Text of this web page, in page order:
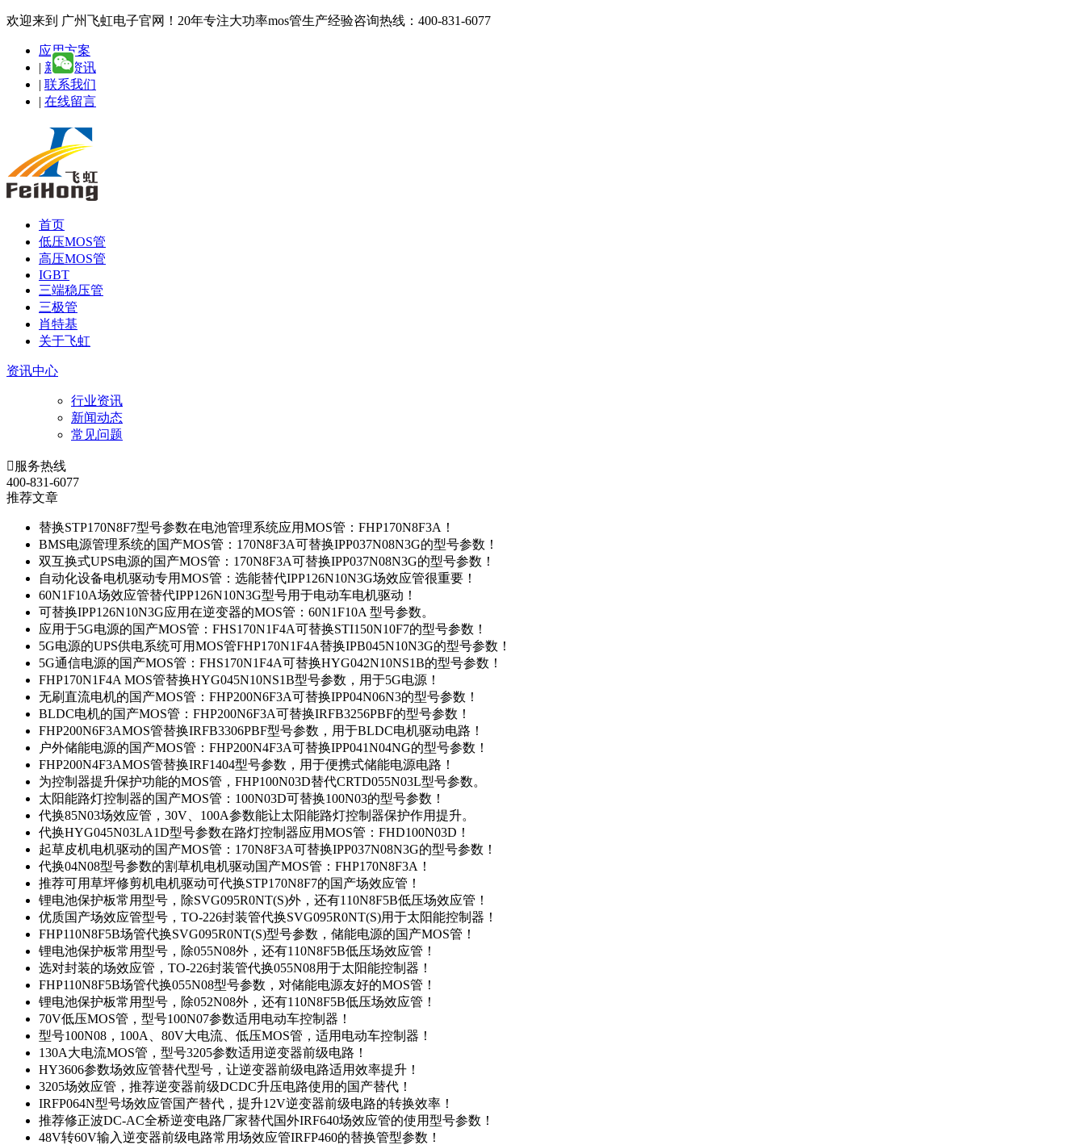
欢迎来到 广州飞虹电子官网！20年专注大功率mos管生产经验咨询热线：400-831-6077
应用方案
| 新闻资讯
| 联系我们
| 在线留言
首页
低压MOS管
高压MOS管
IGBT
三端稳压管
三极管
肖特基
关于飞虹
资讯中心
行业资讯
新闻动态
常见问题
 服务热线
400-831-6077
推荐文章
替换STP170N8F7型号参数在电池管理系统应用MOS管：FHP170N8F3A！
BMS电源管理系统的国产MOS管：170N8F3A可替换IPP037N08N3G的型号参数！
双互换式UPS电源的国产MOS管：170N8F3A可替换IPP037N08N3G的型号参数！
自动化设备电机驱动专用MOS管：选能替代IPP126N10N3G场效应管很重要！
60N1F10A场效应管替代IPP126N10N3G型号用于电动车电机驱动！
可替换IPP126N10N3G应用在逆变器的MOS管：60N1F10A 型号参数。
应用于5G电源的国产MOS管：FHS170N1F4A可替换STI150N10F7的型号参数！
5G电源的UPS供电系统可用MOS管FHP170N1F4A替换IPB045N10N3G的型号参数！
5G通信电源的国产MOS管：FHS170N1F4A可替换HYG042N10NS1B的型号参数！
FHP170N1F4A MOS管替换HYG045N10NS1B型号参数，用于5G电源！
无刷直流电机的国产MOS管：FHP200N6F3A可替换IPP04N06N3的型号参数！
BLDC电机的国产MOS管：FHP200N6F3A可替换IRFB3256PBF的型号参数！
FHP200N6F3AMOS管替换IRFB3306PBF型号参数，用于BLDC电机驱动电路！
户外储能电源的国产MOS管：FHP200N4F3A可替换IPP041N04NG的型号参数！
FHP200N4F3AMOS管替换IRF1404型号参数，用于便携式储能电源电路！
为控制器提升保护功能的MOS管，FHP100N03D替代CRTD055N03L型号参数。
太阳能路灯控制器的国产MOS管：100N03D可替换100N03的型号参数！
代换85N03场效应管，30V、100A参数能让太阳能路灯控制器保护作用提升。
代换HYG045N03LA1D型号参数在路灯控制器应用MOS管：FHD100N03D！
起草皮机电机驱动的国产MOS管：170N8F3A可替换IPP037N08N3G的型号参数！
代换04N08型号参数的割草机电机驱动国产MOS管：FHP170N8F3A！
推荐可用草坪修剪机电机驱动可代换STP170N8F7的国产场效应管！
锂电池保护板常用型号，除SVG095R0NT(S)外，还有110N8F5B低压场效应管！
优质国产场效应管型号，TO-226封装管代换SVG095R0NT(S)用于太阳能控制器！
FHP110N8F5B场管代换SVG095R0NT(S)型号参数，储能电源的国产MOS管！
锂电池保护板常用型号，除055N08外，还有110N8F5B低压场效应管！
选对封装的场效应管，TO-226封装管代换055N08用于太阳能控制器！
FHP110N8F5B场管代换055N08型号参数，对储能电源友好的MOS管！
锂电池保护板常用型号，除052N08外，还有110N8F5B低压场效应管！
70V低压MOS管，型号100N07参数适用电动车控制器！
型号100N08，100A、80V大电流、低压MOS管，适用电动车控制器！
130A大电流MOS管，型号3205参数适用逆变器前级电路！
HY3606参数场效应管替代型号，让逆变器前级电路适用效率提升！
3205场效应管，推荐逆变器前级DCDC升压电路使用的国产替代！
IRFP064N型号场效应管国产替代，提升12V逆变器前级电路的转换效率！
推荐修正波DC-AC全桥逆变电路厂家替代国外IRF640场效应管的使用型号参数！
48V转60V输入逆变器前级电路常用场效应管IRFP460的替换管型参数！